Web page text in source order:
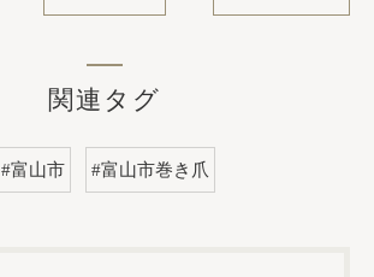
関連タグ
#富山市 #富山市巻き爪